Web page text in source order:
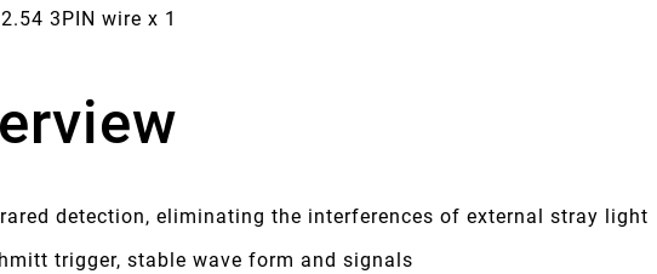
3PIN wire x 1
detection, eliminating the interferences of external stray light
trigger, stable wave form and signals